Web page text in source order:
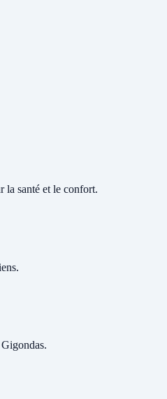
la santé et le confort.